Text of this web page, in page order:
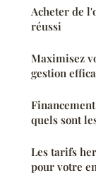
Acheter de
réussi
Maximisez
gestion
quels sont
Les tarifs
pour votre